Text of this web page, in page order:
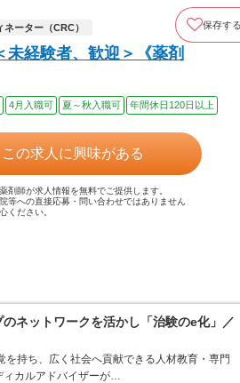
ーター（CRC） 保存する
未経験者、歓迎＞《薬剤
4月入職可 夏～秋入職可 年間休日120日以上
この求人に興味がある
剤師が求人情報を無料でご提供します。
等への直接応募・問い合わせではありません
ください。
ネットワークを活かし「治験のe化」／
持ち、広く社会へ貢献できる人材教育・専門
ィカルアドバイザーが…